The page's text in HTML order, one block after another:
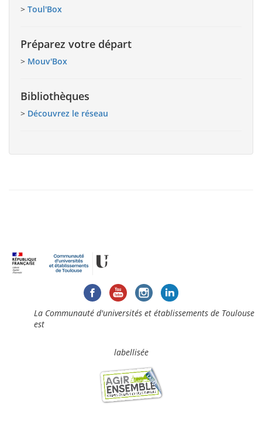
> Toul'Box
Préparez votre départ
> Mouv'Box
Bibliothèques
> Découvrez le réseau
La Communauté d'universités et établissements de Toulouse
est
labellisée